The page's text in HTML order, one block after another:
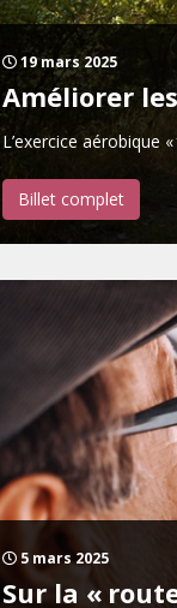
19 mars 2025
Améliorer
L’exercice aérobique
Billet complet
5 mars 2025
Sur la «